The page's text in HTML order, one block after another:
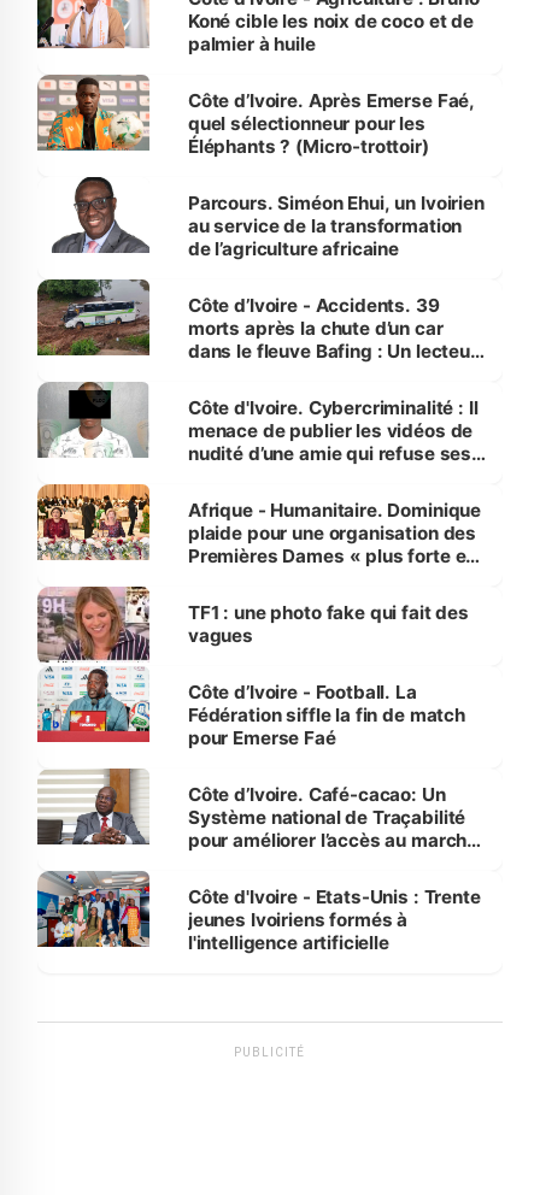
Koné cible les noix de coco et de
palmier à huile
Côte d’Ivoire. Après Emerse Faé,
quel sélectionneur pour les
Éléphants ? (Micro-trottoir)
Parcours. Siméon Ehui, un Ivoirien
au service de la transformation
de l’agriculture africaine
Côte d’Ivoire - Accidents. 39
morts après la chute d’un car
dans le fleuve Bafing : Un lecteur
des Transports
Côte d'Ivoire. Cybercriminalité : Il
menace de publier les vidéos de
nudité d’une amie qui refuse ses
Afrique - Humanitaire. Dominique
plaide pour une organisation des
Premières Dames « plus forte et
sur la scène internationale »
TF1 : une photo fake qui fait des
vagues
Côte d’Ivoire - Football. La
Fédération siffle la fin de match
pour Emerse Faé
Côte d’Ivoire. Café-cacao: Un
Système national de Traçabilité
pour améliorer l’accès au marché
Côte d'Ivoire - Etats-Unis : Trente
jeunes Ivoiriens formés à
l'intelligence artificielle
PUBLICITÉ